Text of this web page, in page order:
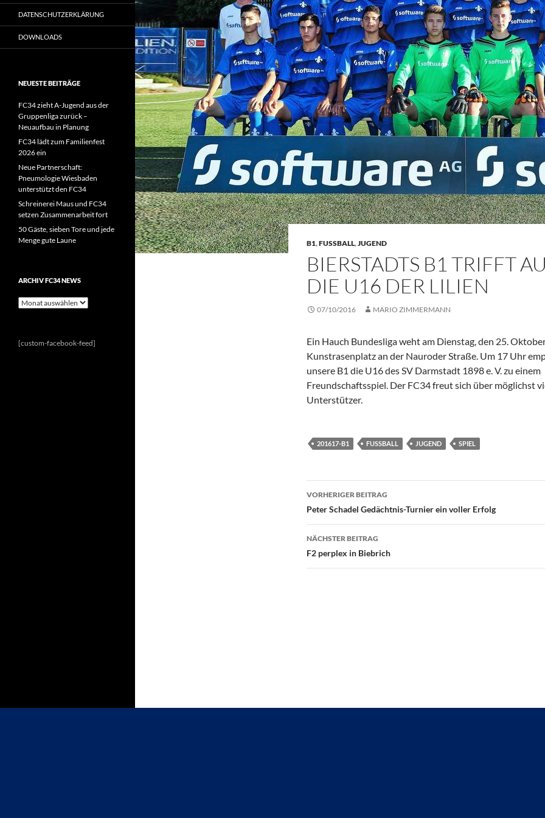
B1,FUSSBALL,JUGEND
BIERSTADTS B1 TRIFFT
DIE U16 DER LILIEN
07/10/2016 MARIO ZIMMERMANN
Ein Hauch Bundesliga weht am Dienstag, den 25.
Kunstrasenplatz an der Nauroder Straße. Um 17 Uhr
unsere B1 die U16 des SV Darmstadt 1898 e. V. zu einem
Freundschaftsspiel. Der FC34 freut sich über möglichst
Unterstützer.
201617-B1 FUSSBALL JUGEND SPIEL
Beitragsnavigation
VORHERIGER BEITRAG
Peter Schadel Gedächtnis-Turnier ein voller Erfolg
NÄCHSTER BEITRAG
F2 perplex in Biebrich
DATENSCHUTZERKLÄRUNG
DOWNLOADS
NEUESTE BEITRÄGE
FC34 zieht A-Jugend aus der
Gruppenliga zurück –
Neuaufbau in Planung
FC34 lädt zum Familienfest
2026 ein
Neue Partnerschaft:
Pneumologie Wiesbaden
unterstützt den FC34
Schreinerei Maus und FC34
setzen Zusammenarbeit fort
50 Gäste, sieben Tore und jede
Menge gute Laune
ARCHIV FC34 NEWS
Archiv
[custom-facebook-feed]